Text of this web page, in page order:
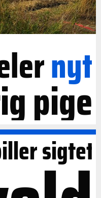
nyt
pige
sigtet